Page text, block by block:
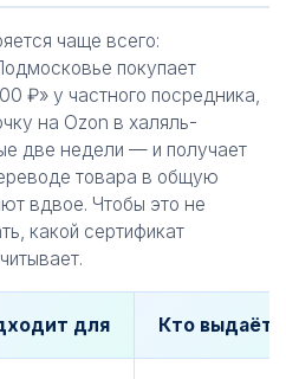
чаще всего:
покупает
₽» у частного посредника,
на Ozon в халяль-
две недели — и получает
товара в общую
вдвое. Чтобы это не
какой сертификат
для Кто выдаёт